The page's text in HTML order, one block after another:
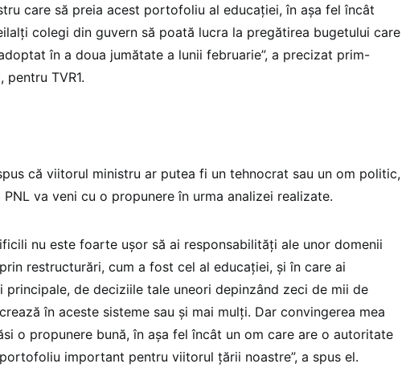
care să preia acest portofoliu al educației, în așa fel încât
colegi din guvern să poată lucra la pregătirea bugetului care
în a doua jumătate a lunii februarie”, a precizat prim-
pentru TVR1.
că viitorul ministru ar putea fi un tehnocrat sau un om politic,
va veni cu o propunere în urma analizei realizate.
nu este foarte ușor să ai responsabilități ale unor domenii
restructurări, cum a fost cel al educației, și în care ai
principale, de deciziile tale uneori depinzând zeci de mii de
în aceste sisteme sau și mai mulți. Dar convingerea mea
o propunere bună, în așa fel încât un om care are o autoritate
important pentru viitorul țării noastre”, a spus el.